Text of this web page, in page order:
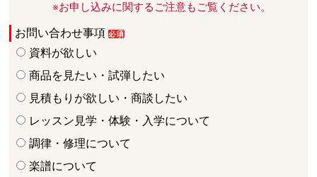
※お申し込みに関するご注意もご覧ください。
お問い合わせ事項
資料が欲しい
商品を見たい・試弾したい
見積もりが欲しい・商談したい
レッスン見学・体験・入学について
調律・修理について
楽譜について